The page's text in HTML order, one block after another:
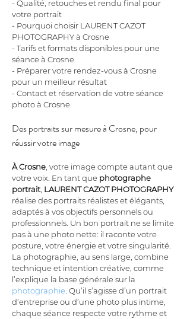
- Qualité, retouches et rendu final pour
votre portrait
- Pourquoi choisir LAURENT CAZOT
PHOTOGRAPHY à Crosne
- Tarifs et formats disponibles pour une
séance à Crosne
- Préparer votre rendez-vous à Crosne
pour un meilleur résultat
- Contact et réservation de votre séance
photo à Crosne
Des portraits sur mesure à Crosne, pour
réussir votre image
À Crosne , votre image compte autant que
votre voix. En tant que photographe
portrait LAURENT CAZOT PHOTOGRAPHY
réalise des portraits réalistes et élégants,
adaptés à vos objectifs personnels ou
professionnels. Un bon portrait ne se limite
pas à une photo nette: il raconte votre
posture, votre énergie et votre singularité.
La photographie, au sens large, combine
technique et intention créative, comme
l’explique la base générale sur la
photographie . Qu’il s’agisse d’un portrait
d’entreprise ou d’une photo plus intime,
chaque séance respecte votre rythme et